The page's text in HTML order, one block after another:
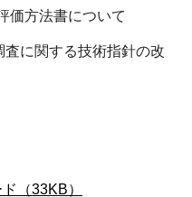
価方法書について
に関する技術指針の改
（33KB）